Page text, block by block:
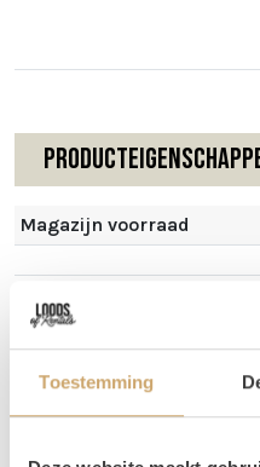
Toestemming
Magazijn voorraad
Deze kandelaars geven